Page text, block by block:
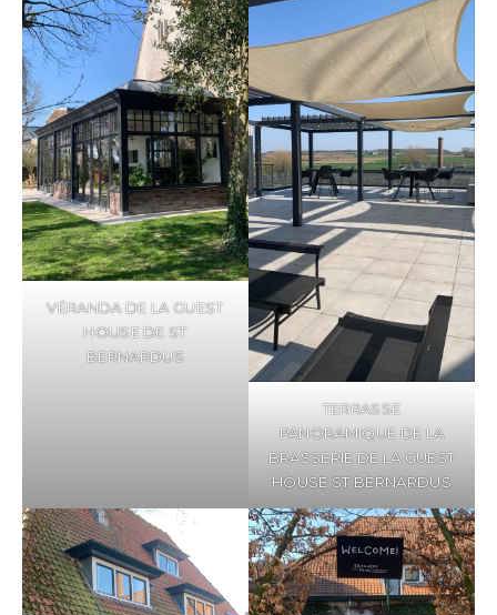
VÉRANDA DE LA GUEST
HOUSE DE ST
BERNARDUS
TERRASSE
PANORAMIQUE DE LA
BRASSERIE DE LA GUEST
HOUSE ST BERNARDUS